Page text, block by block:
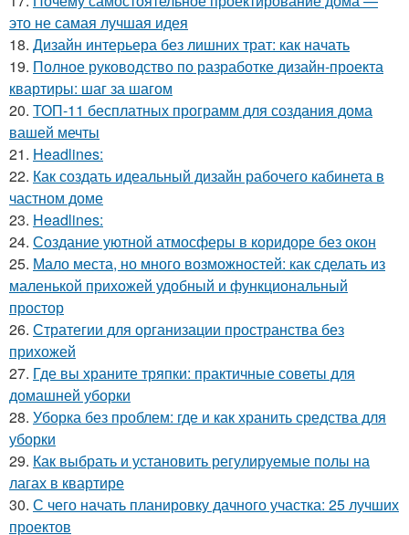
это не самая лучшая идея
18. Дизайн интерьера без лишних трат: как начать
19. Полное руководство по разработке дизайн-проекта
квартиры: шаг за шагом
20. ТОП-11 бесплатных программ для создания дома
вашей мечты
21. Headlines:
22. Как создать идеальный дизайн рабочего кабинета в
частном доме
23. Headlines:
24. Создание уютной атмосферы в коридоре без окон
25. Мало места, но много возможностей: как сделать из
маленькой прихожей удобный и функциональный
простор
26. Стратегии для организации пространства без
прихожей
27. Где вы храните тряпки: практичные советы для
домашней уборки
28. Уборка без проблем: где и как хранить средства для
уборки
29. Как выбрать и установить регулируемые полы на
лагах в квартире
30. С чего начать планировку дачного участка: 25 лучших
проектов